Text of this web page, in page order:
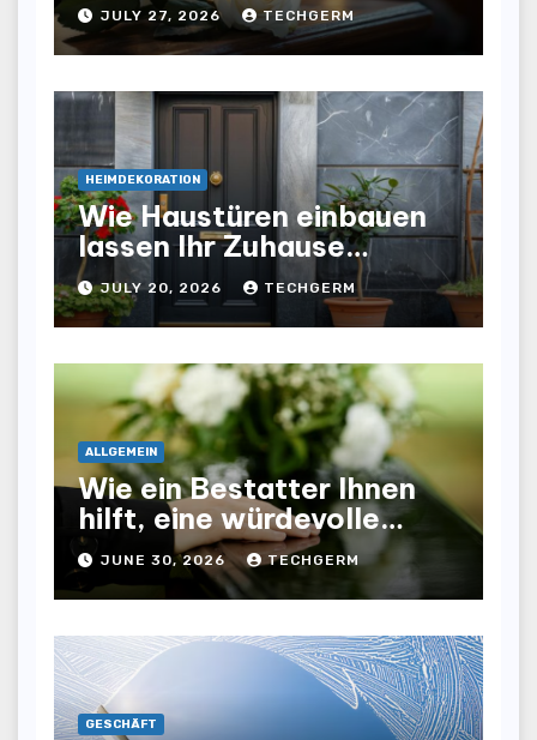
helfen
JULY 27, 2026 TECHGERM
HEIMDEKORATION
Wie Haustüren einbauen
lassen Ihr Zuhause
optisch und funktional
aufwertet
JULY 20, 2026 TECHGERM
ALLGEMEIN
Wie ein Bestatter Ihnen
hilft, eine würdevolle
Abschiednahme für Ihre
Liebsten zu gestalten
JUNE 30, 2026 TECHGERM
GESCHÄFT